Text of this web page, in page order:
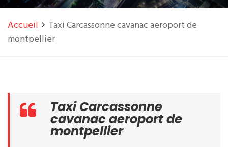
Accueil
Taxi Carcassonne cavanac aeroport de
montpellier
Taxi Carcassonne
cavanac aeroport de
montpellier